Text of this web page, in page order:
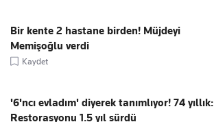
Bir kente 2 hastane birden! Müjdeyi
Memişoğlu verdi
Kaydet
'6'ncı evladım' diyerek tanımlıyor! 74 yıllık:
Restorasyonu 1.5 yıl sürdü